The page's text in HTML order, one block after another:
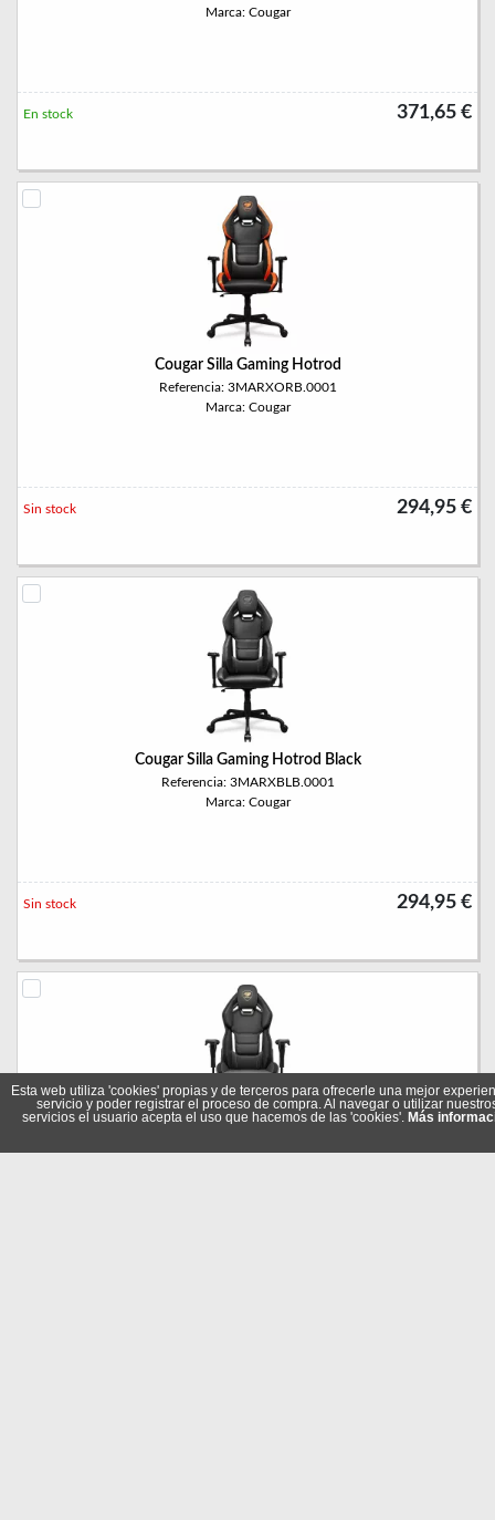
Marca: Cougar
371,65 €
En stock
Cougar Silla Gaming Hotrod
Referencia: 3MARXORB.0001
Marca: Cougar
294,95 €
Sin stock
Cougar Silla Gaming Hotrod Black
Referencia: 3MARXBLB.0001
Marca: Cougar
294,95 €
Sin stock
Cougar Silla Gaming Hotrod Royal
Esta web utiliza 'cookies' propias y de terceros para ofrecerle una mejor
servicio y poder registrar el proceso de compra. Al navegar o utilizar
servicios el usuario acepta el uso que hacemos de las 'cookies'. Más